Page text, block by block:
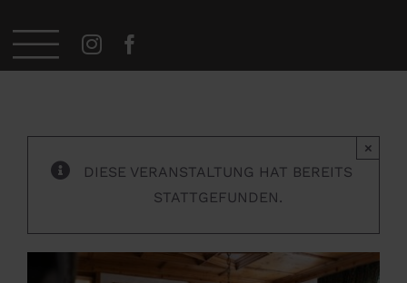
Inhalt
springen
DIESE VERANSTALTUNG HAT BEREITS
STATTGEFUNDEN.
×